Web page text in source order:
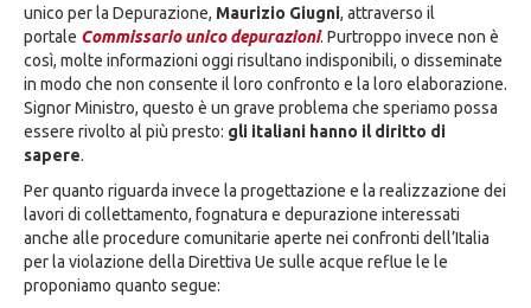
unico per la Depurazione, Maurizio Giugni, attraverso il
portale Commissario unico depurazioni. Purtroppo invece non è
così, molte informazioni oggi risultano indisponibili, o disseminate
in modo che non consente il loro confronto e la loro elaborazione.
Signor Ministro, questo è un grave problema che speriamo possa
essere rivolto al più presto: gli italiani hanno il diritto di
sapere.
Per quanto riguarda invece la progettazione e la realizzazione dei
lavori di collettamento, fognatura e depurazione interessati
anche alle procedure comunitarie aperte nei confronti dell’Italia
per la violazione della Direttiva Ue sulle acque reflue le le
proponiamo quanto segue: